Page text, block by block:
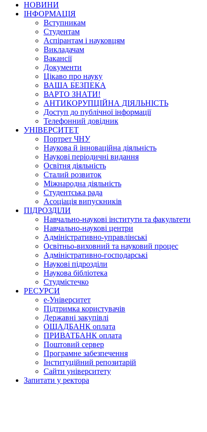
НОВИНИ
ІНФОРМАЦІЯ
Вступникам
Студентам
Аспірантам і науковцям
Викладачам
Вакансії
Документи
Цікаво про науку
ВАША БЕЗПЕКА
ВАРТО ЗНАТИ!
АНТИКОРУПЦІЙНА ДІЯЛЬНІСТЬ
Доступ до публічної інформації
Телефонний довідник
УНІВЕРСИТЕТ
Портрет ЧНУ
Наукова й інноваційна діяльність
Наукові періодичні видання
Освітня діяльність
Сталий розвиток
Міжнародна діяльність
Студентська рада
Асоціація випускників
ПІДРОЗДІЛИ
Навчально-наукові інститути та факультети
Навчально-наукові центри
Адміністративно-управлінські
Освітньо-виховний та науковий процес
Адміністративно-господарські
Наукові підрозділи
Наукова бібліотека
Студмістечко
РЕСУРСИ
е-Університет
Підтримка користувачів
Державні закупівлі
ОЩАДБАНК оплата
ПРИВАТБАНК оплата
Поштовий сервер
Програмне забезпечення
Інституційний репозитарій
Сайти університету
Запитати у ректора